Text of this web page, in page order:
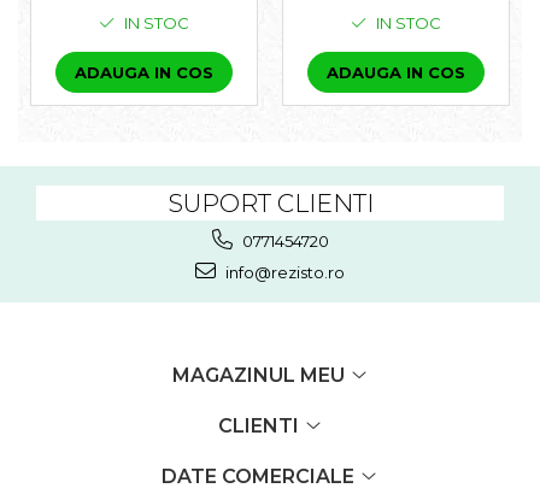
IN STOC
ADAUGA IN COS
IN STOC
ADAUGA IN COS
SUPORT CLIENTI
0771454720
info@rezisto.ro
MAGAZINUL MEU
CLIENTI
DATE COMERCIALE